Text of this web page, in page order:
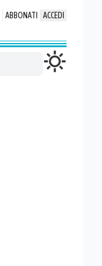
ABBONATI ACCEDI